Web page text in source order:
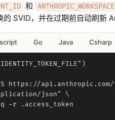
和
的 SVID，并在过期前自动刷新
Go Java Csharp
-sS https://
json" \
-r .access_token